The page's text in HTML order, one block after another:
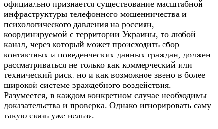
официально признается существование масштабной
инфраструктуры телефонного мошенничества и
психологического давления на россиян,
координируемой с территории Украины, то любой
канал, через который может происходить сбор
контактных и поведенческих данных граждан, должен
рассматриваться не только как коммерческий или
технический риск, но и как возможное звено в более
широкой системе враждебного воздействия.
Разумеется, в каждом конкретном случае необходимы
доказательства и проверка. Однако игнорировать саму
такую связь уже нельзя.